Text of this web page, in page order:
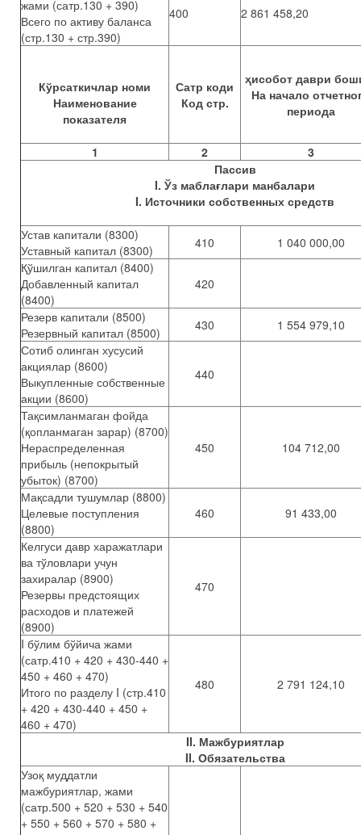
жами (сатр.130 + 390)
Всего по активу баланса
(стр.130 + стр.390)
400 2 861 458,20
Кўрсаткичлар номи
Наименование
показателя
Сатр коди
Код стр.
ҳисобот даври
На начало
периода
1 2
3
Пассив
I. Ўз маблағлари манбалари
I. Источники собственных средств
Устав капитали (8300)
Уставный капитал (8300)
410
1 040 000,00
Қўшилган капитал (8400)
Добавленный капитал
(8400)
420
Резерв капитали (8500)
Резервный капитал (8500)
430
1 554 979,10
Сотиб олинган хусусий
акциялар (8600)
Выкупленные собственные
акции (8600)
440
Тақсимланмаган фойда
(қопланмаган зарар) (8700)
Нераспределенная
прибыль (непокрытый
убыток) (8700)
450 104 712,00
Мақсадли тушумлар (8800)
Целевые поступления
(8800)
460 91 433,00
Келгуси давр харажатлари
ва тўловлари учун
захиралар (8900)
Резервы предстоящих
расходов и платежей
(8900)
470
I бўлим бўйича жами
(сатр.410 + 420 + 430-440 +
450 + 460 + 470)
Итого по разделу I (стр.410
+ 420 + 430-440 + 450 +
460 + 470)
480 2 791 124,10
II. Мажбуриятлар
II. Обязательства
Узоқ муддатли
мажбуриятлар, жами
(сатр.500 + 520 + 530 + 540
+ 550 + 560 + 570 + 580 +